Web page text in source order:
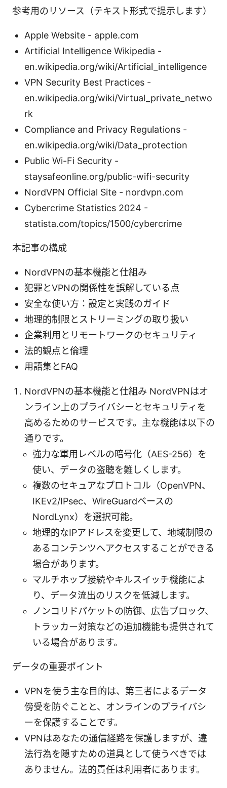
参考用のリソース（テキスト形式で提示します）
Apple Website - apple.com
Artificial Intelligence Wikipedia -
en.wikipedia.org/wiki/Artificial_intelligence
VPN Security Best Practices -
en.wikipedia.org/wiki/Virtual_private_netwo
rk
Compliance and Privacy Regulations -
en.wikipedia.org/wiki/Data_protection
Public Wi-Fi Security -
staysafeonline.org/public-wifi-security
NordVPN Official Site - nordvpn.com
Cybercrime Statistics 2024 -
statista.com/topics/1500/cybercrime
本記事の構成
NordVPNの基本機能と仕組み
犯罪とVPNの関係性を誤解している点
安全な使い方：設定と実践のガイド
地理的制限とストリーミングの取り扱い
企業利用とリモートワークのセキュリティ
法的観点と倫理
用語集とFAQ
NordVPNの基本機能と仕組み NordVPNはオ
ンライン上のプライバシーとセキュリティを
高めるためのサービスです。主な機能は以下の
通りです。
強力な軍用レベルの暗号化（AES-256）を
使い、データの盗聴を難しくします。
複数のセキュアなプロトコル（OpenVPN、
IKEv2/IPsec、WireGuardベースの
NordLynx）を選択可能。
地理的なIPアドレスを変更して、地域制限の
あるコンテンツへアクセスすることができる
場合があります。
マルチホップ接続やキルスイッチ機能によ
り、データ流出のリスクを低減します。
ノンコリドパケットの防御、広告ブロック、
トラッカー対策などの追加機能も提供されて
いる場合があります。
データの重要ポイント
VPNを使う主な目的は、第三者によるデータ
傍受を防ぐことと、オンラインのプライバシ
ーを保護することです。
VPNはあなたの通信経路を保護しますが、違
法行為を隠すための道具として使うべきでは
ありません。法的責任は利用者にあります。